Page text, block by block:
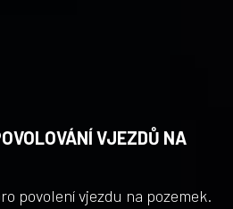
VJEZDŮ NA
povolení vjezdu na pozemek.